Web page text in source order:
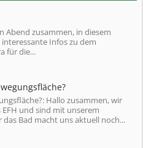
Abend zusammen, in diesem
Infos zu dem
für die...
Hallo zusammen, wir
und sind mit unserem
Bad macht uns aktuell noch...